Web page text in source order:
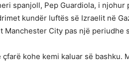
spanjoll, Pep Guardiola, i
kundër luftës së Izraelit në
Manchester City pas një periudhe
çfarë kohe kemi kaluar së bashku.